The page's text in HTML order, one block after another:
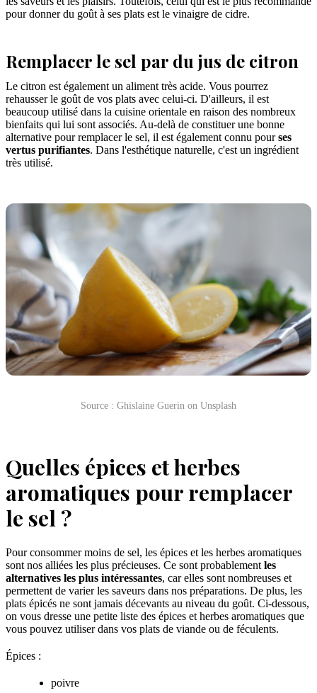
pour donner du goût à ses plats est le vinaigre de cidre.
Remplacer le sel par du jus de citron
Le citron est également un aliment très acide. Vous pourrez
rehausser le goût de vos plats avec celui-ci. D'ailleurs, il est
beaucoup utilisé dans la cuisine orientale en raison des nombreux
bienfaits qui lui sont associés. Au-delà de constituer une bonne
alternative pour remplacer le sel, il est également connu pourses
vertus purifiantes. Dans l'esthétique naturelle, c'est un ingrédient
très utilisé.
Source : Ghislaine Guerin on Unsplash
Quelles épices et herbes
aromatiques pour remplacer
le sel ?
Pour consommer moins de sel, les épices et les herbes aromatiques
sont nos alliées les plus précieuses. Ce sont probablement les
alternatives les plus intéressantes, car elles sont nombreuses et
permettent de varier les saveurs dans nos préparations. De plus, les
plats épicés ne sont jamais décevants au niveau du goût. Ci-dessous,
on vous dresse une petite liste des épices et herbes aromatiques que
vous pouvez utiliser dans vos plats de viande ou de féculents.
Épices :
poivre